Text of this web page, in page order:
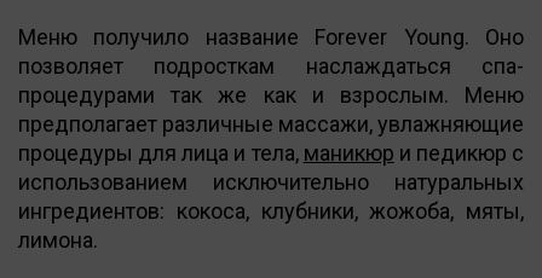
Меню получило название Forever Young. Оно
позволяет подросткам наслаждаться спа-
процедурами так же как и взрослым. Меню
предполагает различные массажи, увлажняющие
процедуры для лица и тела, маникюр и педикюр с
использованием исключительно натуральных
ингредиентов: кокоса, клубники, жожоба, мяты,
лимона.